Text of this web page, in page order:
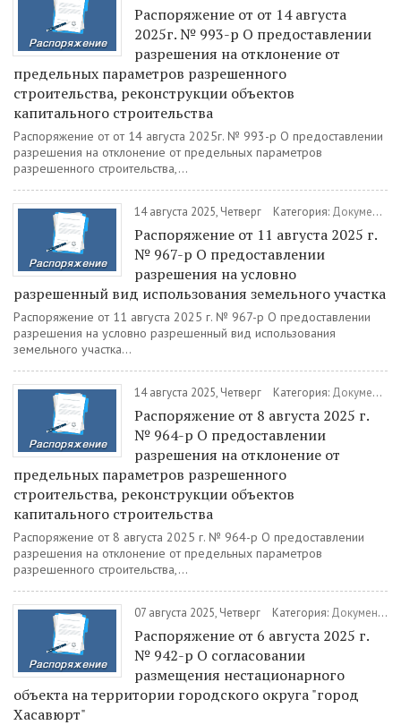
Распоряжение от от 14 августа
2025г. № 993-р О предоставлении
разрешения на отклонение от
предельных параметров разрешенного
строительства, реконструкции объектов
капитального строительства
Распоряжение от от 14 августа 2025г. № 993-р О предоставлении
разрешения на отклонение от предельных параметров
разрешенного строительства,...
14 августа 2025, Четверг Категория: Документы
Распоряжение от 11 августа 2025 г.
№ 967-р О предоставлении
разрешения на условно
разрешенный вид использования земельного участка
Распоряжение от 11 августа 2025 г. № 967-р О предоставлении
разрешения на условно разрешенный вид использования
земельного участка...
14 августа 2025, Четверг Категория: Документы
Распоряжение от 8 августа 2025 г.
№ 964-р О предоставлении
разрешения на отклонение от
предельных параметров разрешенного
строительства, реконструкции объектов
капитального строительства
Распоряжение от 8 августа 2025 г. № 964-р О предоставлении
разрешения на отклонение от предельных параметров
разрешенного строительства,...
07 августа 2025, Четверг Категория: Документы
Распоряжение от 6 августа 2025 г.
№ 942-р О согласовании
размещения нестационарного
объекта на территории городского округа "город
Хасавюрт"